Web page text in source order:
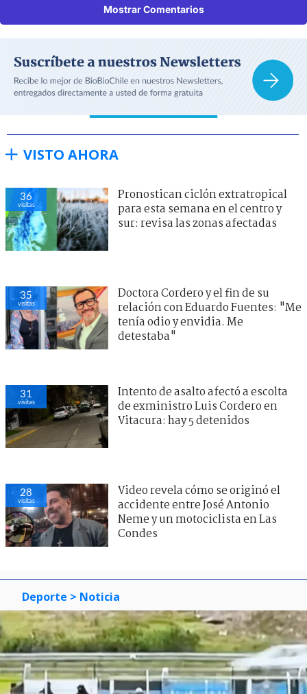
Mostrar Comentarios
VISTO AHORA
36
visitas
Pronostican ciclón extratropical
para esta semana en el centro y
sur: revisa las zonas afectadas
35
visitas
Doctora Cordero y el fin de su
relación con Eduardo Fuentes: "Me
tenía odio y envidia. Me
detestaba"
31
visitas
Intento de asalto afectó a escolta
de exministro Luis Cordero en
Vitacura: hay 5 detenidos
28
visitas
Video revela cómo se originó el
accidente entre José Antonio
Neme y un motociclista en Las
Condes
Deporte > Noticia